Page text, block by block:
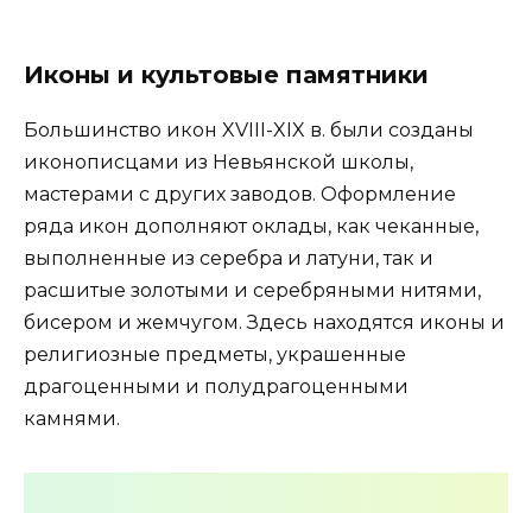
Иконы и культовые памятники
Большинство икон XVIII-XIX в. были созданы
иконописцами из Невьянской школы,
мастерами с других заводов. Оформление
ряда икон дополняют оклады, как чеканные,
выполненные из серебра и латуни, так и
расшитые золотыми и серебряными нитями,
бисером и жемчугом. Здесь находятся иконы и
религиозные предметы, украшенные
драгоценными и полудрагоценными
камнями.